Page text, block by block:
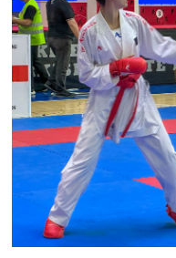
Simav
Siyaset
Spor
Tavşanlı
Teknoloji